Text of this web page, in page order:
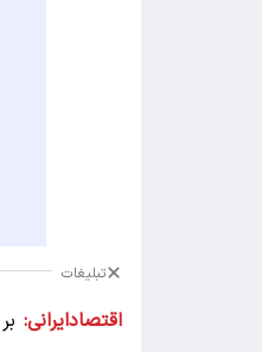
تبلیغات
اقتصادایرانی: